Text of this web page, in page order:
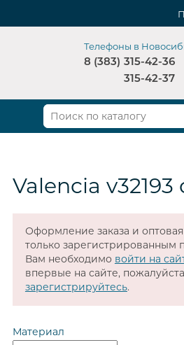
Телефоны в
8 (383) 315-42-36
315-42-37
Valencia v32193
Оформление заказа и
только зарегистрированным
Вам необходимо войти на
впервые на сайте,
зарегистрируйтесь.
Материал